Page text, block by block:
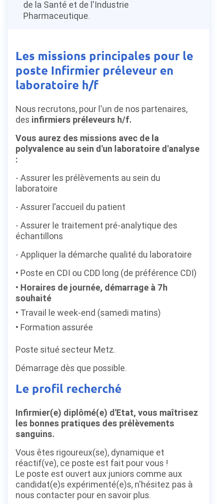
de la Santé et de l'Industrie
Pharmaceutique.
Les missions principales pour le
poste Infirmier préleveur en
laboratoire h/f
Nous recrutons, pour l'un de nos partenaires,
des infirmiers préleveurs h/f.
Vous aurez des missions avec de la
polyvalence au sein d'un laboratoire d'analyse
:
- Assurer les prélèvements au sein du
laboratoire
- Assurer l’accueil du patient
- Assurer le traitement pré-analytique des
échantillons
- Appliquer la démarche qualité du laboratoire
Poste en CDI ou CDD long (de préférence CDI)
Horaires de journée, démarrage à 7h
souhaité
Travail le week-end (samedi matins)
Formation assurée
Poste situé secteur Metz.
Démarrage dès que possible.
Le profil recherché
Infirmier(e) diplômé(e) d'Etat, vous maîtrisez
les bonnes pratiques des prélèvements
sanguins.
Vous êtes rigoureux(se), dynamique et
réactif(ve), ce poste est fait pour vous !
Le poste est ouvert aux juniors comme aux
candidat(e)s expérimenté(e)s, n'hésitez pas à
nous contacter pour en savoir plus.